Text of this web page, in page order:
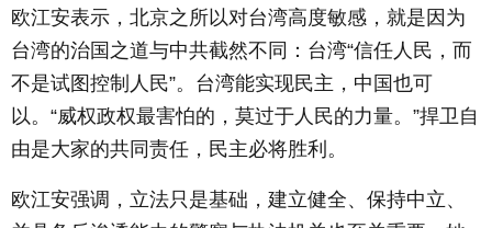
欧江安表示，北京之所以对台湾高度敏感，就是因为
台湾的治国之道与中共截然不同：台湾“信任人民，而
不是试图控制人民”。台湾能实现民主，中国也可
以。“威权政权最害怕的，莫过于人民的力量。”捍卫自
由是大家的共同责任，民主必将胜利。
欧江安强调，立法只是基础，建立健全、保持中立、